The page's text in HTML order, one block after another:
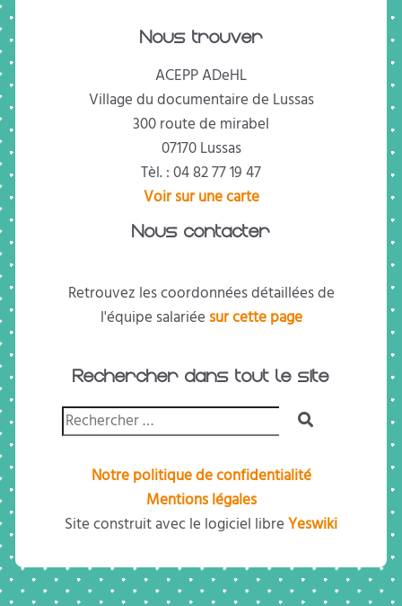
Nous trouver
ACEPP ADeHL
Village du documentaire de Lussas
300 route de mirabel
07170 Lussas
Tèl. : 04 82 77 19 47
Voir sur une carte
Nous contacter
Retrouvez les coordonnées détaillées de
l'équipe salariée sur cette page
Rechercher dans tout le site
Notre politique de confidentialité
Mentions légales
Site construit avec le logiciel libre Yeswiki